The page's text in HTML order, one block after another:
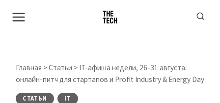
Главная >Статьи > IT-афиша недели, 26-31 августа:
онлайн-питч для стартапов и Profit Industry & Energy Day
СТАТЬИ IT